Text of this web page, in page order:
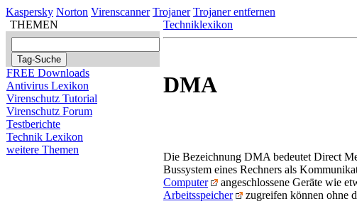
Kaspersky Norton Virenscanner Trojaner Trojaner entfernen
THEMEN
FREE Downloads
Antivirus Lexikon
Virenschutz Tutorial
Virenschutz Forum
Testberichte
Technik Lexikon
weitere Themen
Techniklexikon
DMA
Die Bezeichnung DMA bedeutet Direct
Bussystem eines Rechners als
Computer
angeschlossene Geräte wie
Arbeitsspeicher
zugreifen können ohne